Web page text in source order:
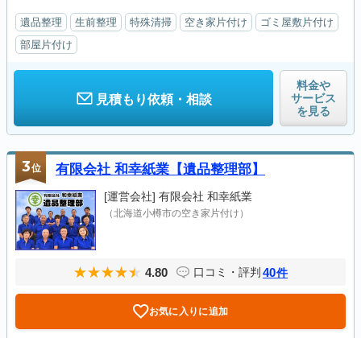
遺品整理 生前整理 特殊清掃 空き家片付け
ゴミ屋敷片付け
部屋片付け
見積もり依頼・相談
料金や
サービス
を見る
3位 有限会社 和幸紙業【遺品整理部】
[運営会社] 有限会社 和幸紙業
（北海道小樽市の空き家片付け）
4.80 口コミ・評判 40件
お気に入りに追加